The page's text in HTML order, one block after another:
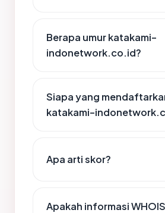
Berapa umur katakami-
indonetwork.co.id?
Siapa yang
katakami-
Apa arti skor?
Apakah informasi WHOIS